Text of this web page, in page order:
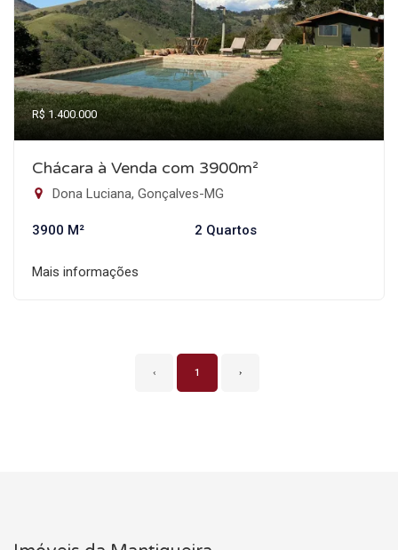
R$ 1.400.000
Chácara à Venda com 3900m²
Dona Luciana, Gonçalves-MG
3900 M² 2 Quartos
Mais informações
‹ 1 ›